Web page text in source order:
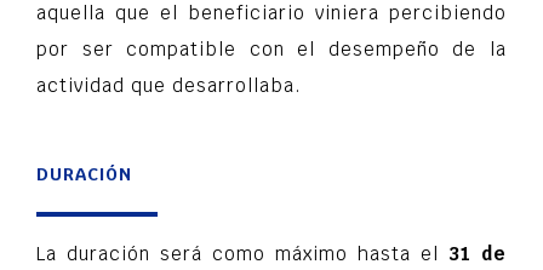
aquella que el beneficiario viniera percibiendo
por ser compatible con el desempeño de la
actividad que desarrollaba.
DURACIÓN
La duración será como máximo hasta el 31 de